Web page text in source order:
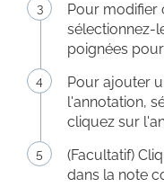
Pour modifier
sélectionnez-
poignées
Pour ajouter
l'annotation,
cliquez sur
(Facultatif)
dans la note